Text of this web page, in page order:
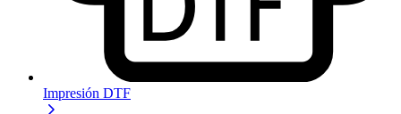
Impresión DTF